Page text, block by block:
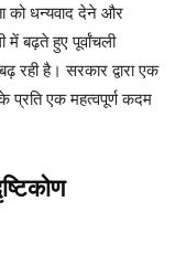
को धन्यवाद देने और
बढ़ते हुए पूर्वांचली
रही है। सरकार द्वारा एक
एक महत्वपूर्ण कदम